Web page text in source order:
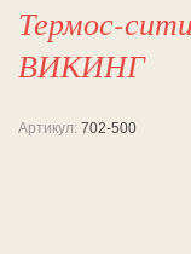
Термос-
ВИКИНГ
Артикул: 702-500